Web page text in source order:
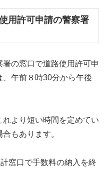
用許可申請の警察署
の窓口で道路使用許可申
午前８時30分から午後
より短い時間を定めてい
もあります。
窓口で手数料の納入を終